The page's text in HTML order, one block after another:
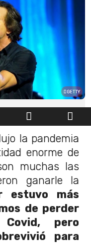
GETTY
la pandemia
enorme de
muchas las
ganarle la
estuvo más
de perder
pero
para